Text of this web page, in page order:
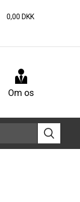
0,00 DKK
Om os